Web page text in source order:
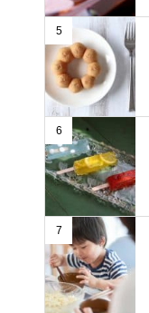
5
6
7